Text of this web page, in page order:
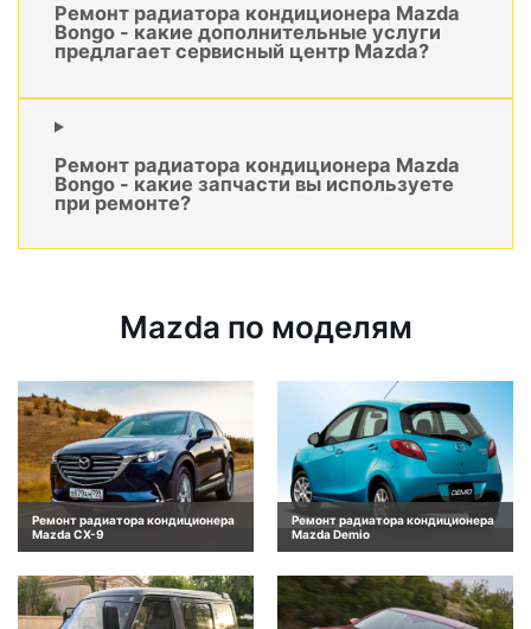
Ремонт радиатора кондиционера Mazda
Bongo - какие дополнительные услуги
предлагает сервисный центр Mazda?
Ремонт радиатора кондиционера Mazda
Bongo - какие запчасти вы используете
при ремонте?
Mazda по моделям
Ремонт радиатора кондиционера
Mazda CX-9
Ремонт радиатора кондиционера
Mazda Demio